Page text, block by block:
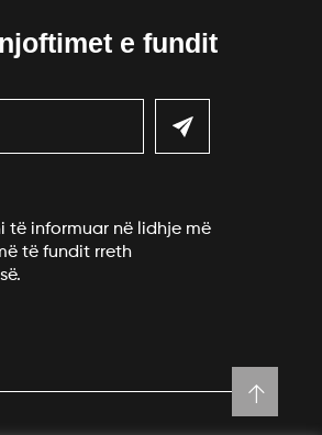
e fundit
të informuar në lidhje më
të fundit rreth